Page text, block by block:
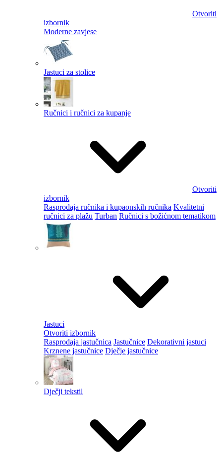
Otvoriti
izbornik
Moderne zavjese
Jastuci za stolice
Ručnici i ručnici za kupanje
Otvoriti
izbornik
Rasprodaja ručnika i kupaonskih ručnika Kvalitetni
ručnici za plažu Turban Ručnici s božićnom tematikom
Jastuci
Otvoriti izbornik
Rasprodaja jastučnica Jastučnice Dekorativni jastuci
Krznene jastučnice Dječje jastučnice
Dječji tekstil